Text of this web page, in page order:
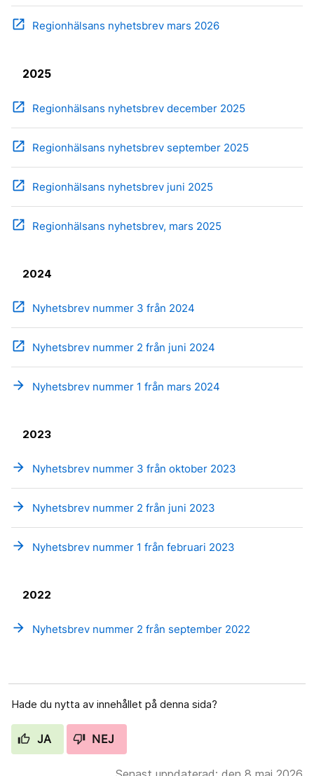
open_in_new Regionhälsans nyhetsbrev mars 2026
2025
open_in_new Regionhälsans nyhetsbrev december 2025
open_in_new Regionhälsans nyhetsbrev september 2025
open_in_new Regionhälsans nyhetsbrev juni 2025
open_in_new Regionhälsans nyhetsbrev, mars 2025
2024
open_in_new Nyhetsbrev nummer 3 från 2024
open_in_new Nyhetsbrev nummer 2 från juni 2024
arrow_forward Nyhetsbrev nummer 1 från mars 2024
2023
arrow_forward Nyhetsbrev nummer 3 från oktober 2023
arrow_forward Nyhetsbrev nummer 2 från juni 2023
arrow_forward Nyhetsbrev nummer 1 från februari 2023
2022
arrow_forward Nyhetsbrev nummer 2 från september 2022
Hade du nytta av innehållet på denna sida?
JA NEJ